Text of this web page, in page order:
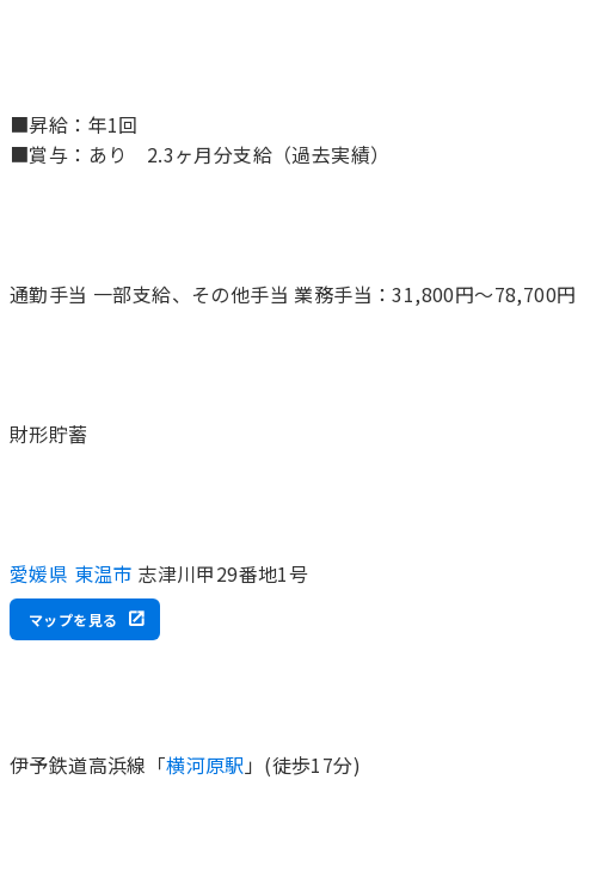
■昇給：年1回
■賞与：あり 2.3ヶ月分支給（過去実績）
通勤手当 一部支給、その他手当 業務手当：31,800円～78,700円
財形貯蓄
愛媛県 東温市 志津川甲29番地1号
マップを見る
伊予鉄道高浜線「横河原駅 」(徒歩17分)